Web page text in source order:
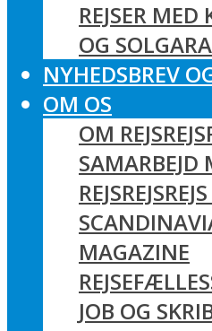
REJSER
OG
NYHEDSBREV
OM OS
OM
SAMARBEJD
MAGAZINE
JOB OG